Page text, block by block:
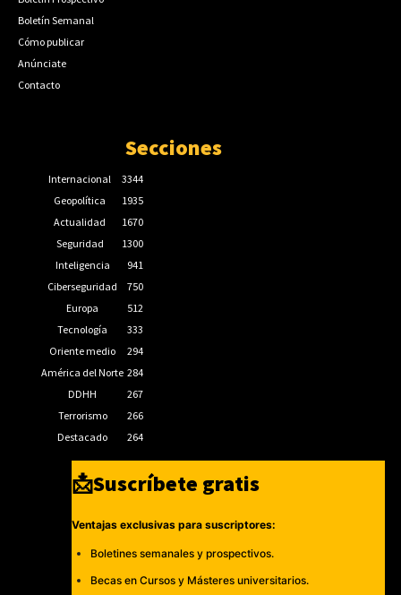
Boletín Semanal
Cómo publicar
Anúnciate
Contacto
Secciones
Internacional
3344
Geopolítica
1935
Actualidad
1670
Seguridad
1300
Inteligencia
941
Ciberseguridad
750
Europa
512
Tecnología
333
Oriente medio
294
América del Norte 284
DDHH
267
Terrorismo
266
Destacado
264
📩Suscríbete gratis
Ventajas exclusivas para suscriptores:
Boletines semanales y prospectivos.
Becas en Cursos y Másteres universitarios.